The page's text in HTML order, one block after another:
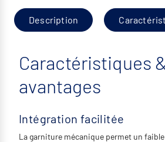
Description
Caractéristiques &
avantages
Intégration facilitée
La garniture mécanique permet un